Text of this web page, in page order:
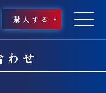
購入する
わせ